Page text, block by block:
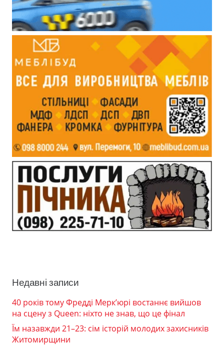
Недавні записи
40 років тому Фредді Мерк’юрі востаннє вийшов
на сцену з Queen: ніхто не знав, що це фінал
Їм назавжди 21–23: сім історій молодих захисників
Житомирщини